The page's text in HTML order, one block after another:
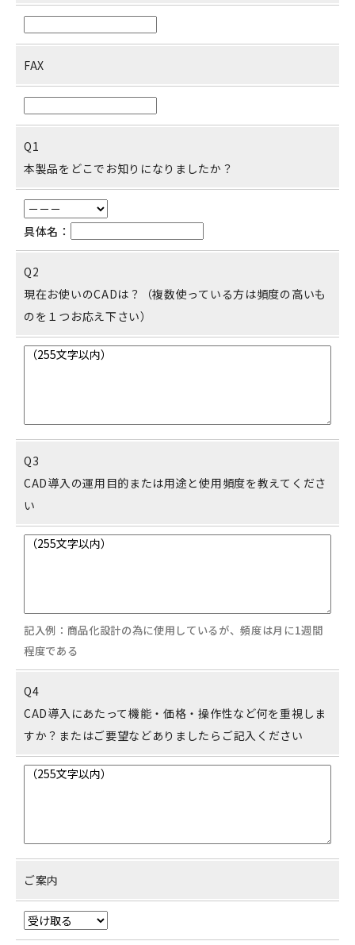
FAX
Q1
本製品をどこでお知りになりましたか？
具体名：
Q2
現在お使いのCADは？（複数使っている方は頻度の高いも
のを１つお応え下さい）
Q3
CAD導入の運用目的または用途と使用頻度を教えてくださ
い
記入例：商品化設計の為に使用しているが、頻度は月に1週間
程度である
Q4
CAD導入にあたって機能・価格・操作性など何を重視しま
すか？またはご要望などありましたらご記入ください
ご案内